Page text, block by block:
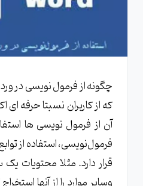
چگونه از فرمول نویسی در
که از کاربران نسبتا حرفه
آن از فرمول نویسی ها
فرمول‌نویسی، استفاده از
قرار دارد. مثلا محتویات
وسایر موارد را از آنها